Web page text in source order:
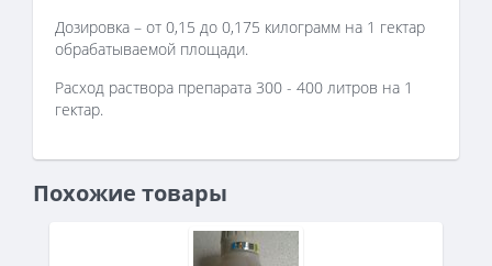
Дозировка – от 0,15 до 0,175 килограмм на 1 гектар
обрабатываемой площади.
Расход раствора препарата 300 - 400 литров на 1
гектар.
Похожие товары